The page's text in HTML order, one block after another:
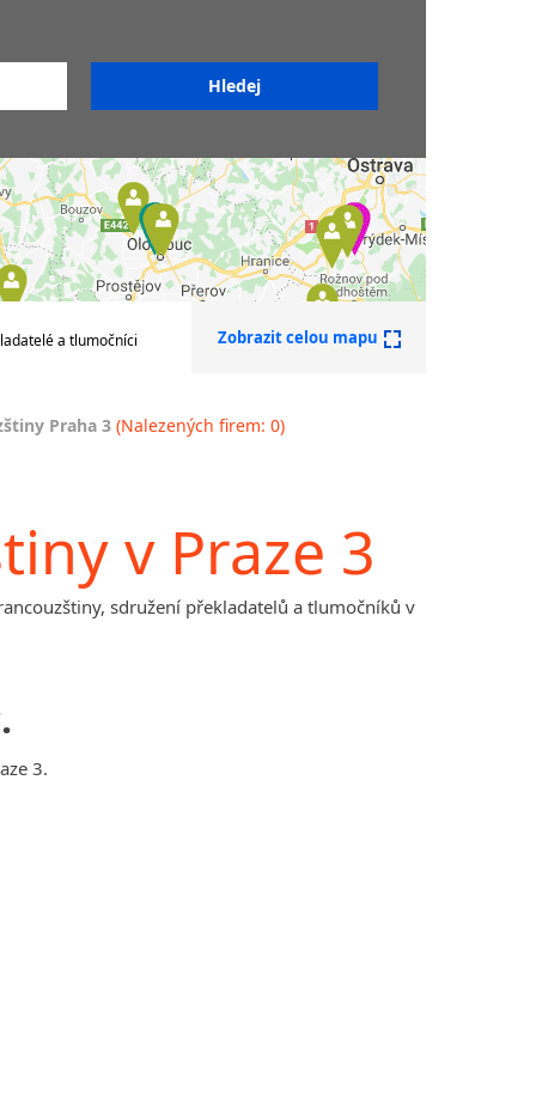
francouzštiny
Sdružení překladatelů a
tlumočníků
a tlumočníci Zobrazit celou mapu
Praha 3 (Nalezených firem: 0)
v Praze 3
sdružení překladatelů a tlumočníků v
3.